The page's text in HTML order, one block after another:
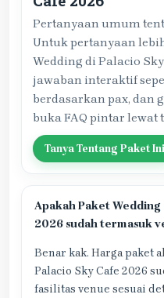
Pertanyaan umum
Untuk pertanyaan
Wedding di Palacio
jawaban interaktif
berdasarkan pax, dan
buka FAQ pintar lewat
Tanya Tentang Paket Ini
Apakah Paket Wedding
2026 sudah termasuk
Benar kak. Harga paket
Palacio Sky Cafe 2026
fasilitas venue sesuai